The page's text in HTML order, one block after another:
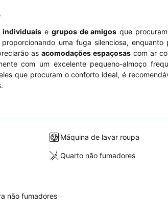
individuaise grupos de amigos que
proporcionando uma fuga silenciosa, enquanto
asacomodações espaçosas com ar
com um excelente pequeno-almoço
que procuram o conforto ideal, é
Máquina de lavar roupa
Quarto não fumadores
não fumadores